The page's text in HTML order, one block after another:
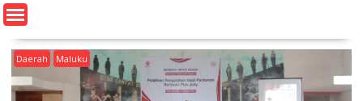
e
n
Daerah Maluku